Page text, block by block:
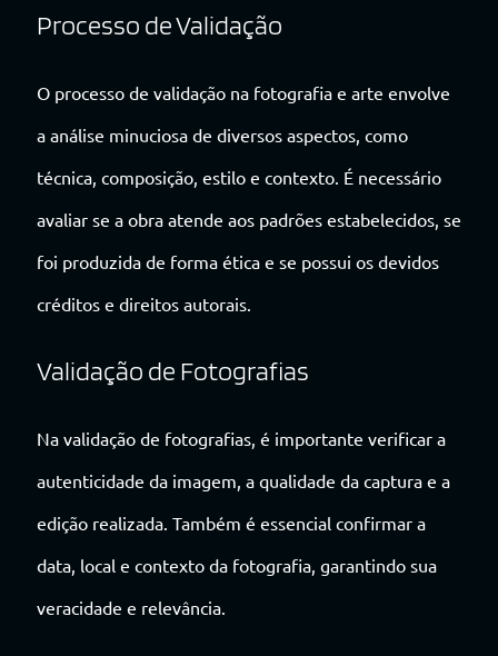
Processo de Validação
O processo de validação na fotografia e arte envolve
a análise minuciosa de diversos aspectos, como
técnica, composição, estilo e contexto. É necessário
avaliar se a obra atende aos padrões estabelecidos, se
foi produzida de forma ética e se possui os devidos
créditos e direitos autorais.
Validação de Fotografias
Na validação de fotografias, é importante verificar a
autenticidade da imagem, a qualidade da captura e a
edição realizada. Também é essencial confirmar a
data, local e contexto da fotografia, garantindo sua
veracidade e relevância.